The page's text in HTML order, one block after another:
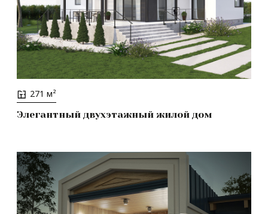
271 м²
Элегантный двухэтажный жилой дом